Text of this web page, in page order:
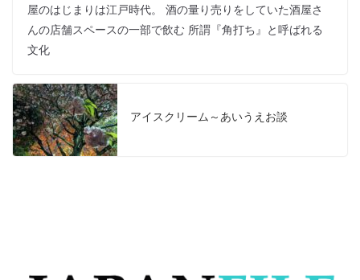
屋のはじまりは江戸時代。 酒の量り売りをしていた酒屋さ
んの店舗スペースの一部で飲む 所謂『角打ち』と呼ばれる
文化
アイスクリーム～あいうえお談